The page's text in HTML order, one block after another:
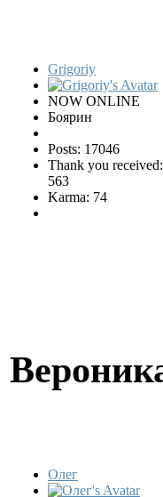
Grigoriy
NOW ONLINE
Боярин
Posts: 17046
Thank you received:
563
Karma: 74
Олег